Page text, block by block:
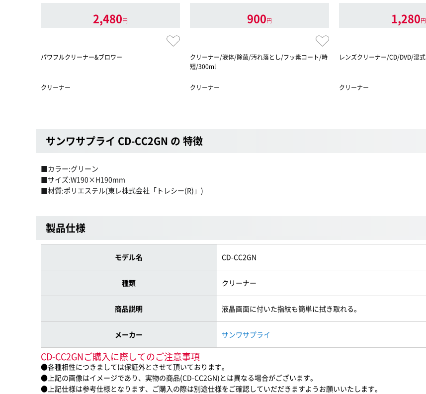
2,480円
パワフルクリーナー&ブロワー
クリーナー
900円
クリーナー/液体/除菌/汚れ落とし/フッ素コート/時
短/300ml
クリーナー
1,280円
レンズクリーナー/CD/DVD/湿式
クリーナー
サンワサプライ CD-CC2GN の 特徴
■カラー:グリーン
■サイズ:W190×H190mm
■材質:ポリエステル(東レ株式会社「トレシー(R)」)
製品仕様
モデル名 CD-CC2GN
種類 クリーナー
商品説明 液晶画面に付いた指紋も簡単に拭き取れる。
メーカー サンワサプライ
CD-CC2GNご購入に際してのご注意事項
●各種相性につきましては保証外とさせて頂いております。
●上記の画像はイメージであり、実物の商品(CD-CC2GN)とは異なる場合がございます。
●上記仕様は参考仕様となります、ご購入の際は別途仕様をご確認していだだきますようお願いいたします。